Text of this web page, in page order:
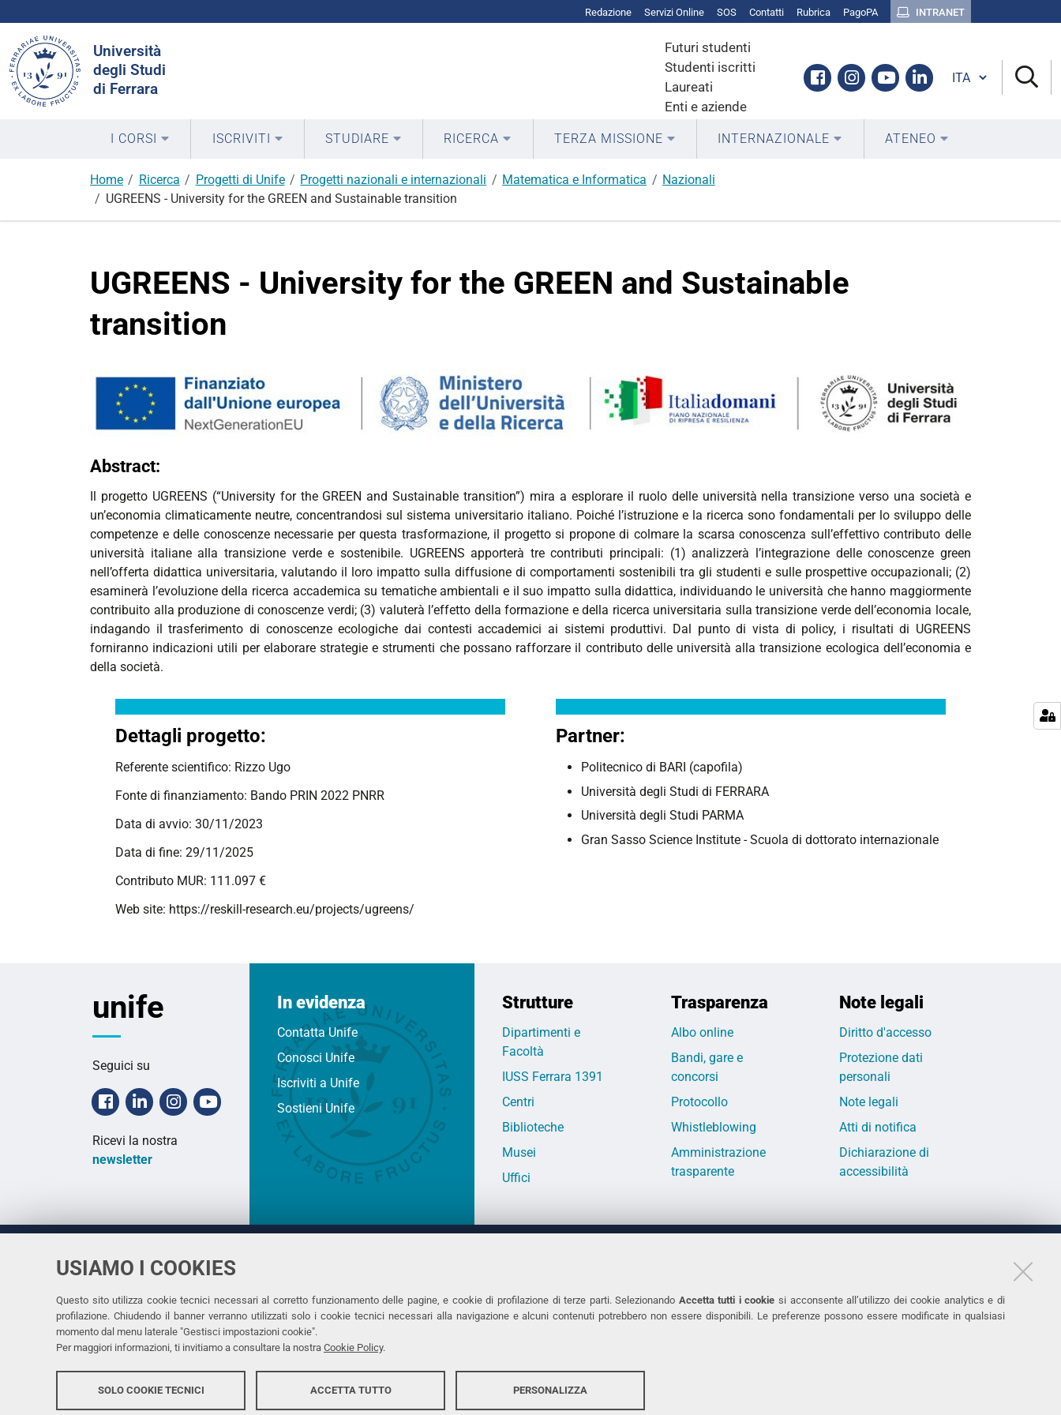
USIAMO I COOKIES
Questo sito utilizza cookie tecnici necessari al corretto funzionamento delle pagine, e cookie di profilazione di terze parti. Selezionando Accetta tutti i cookie si acconsente all’utilizzo dei cookie analytics e di
profilazione. Chiudendo il banner verranno utilizzati solo i cookie tecnici necessari alla navigazione e alcuni contenuti potrebbero non essere disponibili. Le preferenze possono essere modificate in qualsiasi
momento dal menu laterale "Gestisci impostazioni cookie".
Per maggiori informazioni, ti invitiamo a consultare la nostra Cookie Policy.
SOLO COOKIE TECNICI ACCETTA TUTTO PERSONALIZZA
Redazione Servizi Online SOS Contatti Rubrica PagoPA INTRANET
Università
degli Studi
di Ferrara
Futuri studenti
Studenti iscritti
Laureati
Enti e aziende
Facebook
Instagram
YoutubeLinkedin
nel
sito
Cambia lingua
I CORSI ISCRIVITI STUDIARE RICERCA TERZA MISSIONE INTERNAZIONALE ATENEO
Home Ricerca Progetti di Unife Progetti nazionali e internazionali Matematica e Informatica
Nazionali
UGREENS - University for the GREEN and Sustainable transition
UGREENS - University for the GREEN and Sustainable
transition
Abstract:
Il progetto UGREENS (“University for the GREEN and Sustainable transition”) mira a esplorare il ruolo delle università nella transizione verso una società e
un’economia climaticamente neutre, concentrandosi sul sistema universitario italiano. Poiché l’istruzione e la ricerca sono fondamentali per lo sviluppo delle
competenze e delle conoscenze necessarie per questa trasformazione, il progetto si propone di colmare la scarsa conoscenza sull’effettivo contributo delle
università italiane alla transizione verde e sostenibile. UGREENS apporterà tre contributi principali: (1) analizzerà l’integrazione delle conoscenze green
nell’offerta didattica universitaria, valutando il loro impatto sulla diffusione di comportamenti sostenibili tra gli studenti e sulle prospettive occupazionali; (2)
esaminerà l’evoluzione della ricerca accademica su tematiche ambientali e il suo impatto sulla didattica, individuando le università che hanno maggiormente
contribuito alla produzione di conoscenze verdi; (3) valuterà l’effetto della formazione e della ricerca universitaria sulla transizione verde dell’economia locale,
indagando il trasferimento di conoscenze ecologiche dai contesti accademici ai sistemi produttivi. Dal punto di vista di policy, i risultati di UGREENS
forniranno indicazioni utili per elaborare strategie e strumenti che possano rafforzare il contributo delle università alla transizione ecologica dell’economia e
della società.
Dettagli progetto:
Referente scientifico: Rizzo Ugo
Fonte di finanziamento: Bando PRIN 2022 PNRR
Data di avvio: 30/11/2023
Data di fine: 29/11/2025
Contributo MUR: 111.097 €
Web site: https://reskill-research.eu/projects/ugreens/
Partner:
Politecnico di BARI (capofila)
Università degli Studi di FERRARA
Università degli Studi PARMA
Gran Sasso Science Institute - Scuola di dottorato internazionale
unife
Seguici su
Facebook
LinkedinInstagramYoutube
Ricevi la nostra
newsletter
In evidenza
Contatta Unife
Conosci Unife
Iscriviti a Unife
Sostieni Unife
Strutture
Dipartimenti e
Facoltà
IUSS Ferrara 1391
Centri
Biblioteche
Musei
Uffici
Trasparenza
Albo online
Bandi, gare e
concorsi
Protocollo
Whistleblowing
Amministrazione
trasparente
Note legali
Diritto d'accesso
Protezione dati
personali
Note legali
Atti di notifica
Dichiarazione di
accessibilità
Università
di Ferrara
Rettrice: Prof.ssa Laura Ramaciotti
via Ludovico Ariosto, 35 - 44121 Ferrara
C.F. 80007370382 - P.IVA 00434690384
Tel. +39 0532 293111
Fax. +39 0532 293031
Accessibilità
Protezione dati personali